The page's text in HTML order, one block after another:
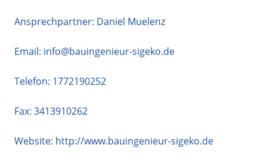
Ansprechpartner: Daniel Muelenz
Email: info@bauingenieur-sigeko.de
Telefon: 1772190252
Fax: 3413910262
Website: http://www.bauingenieur-sigeko.de